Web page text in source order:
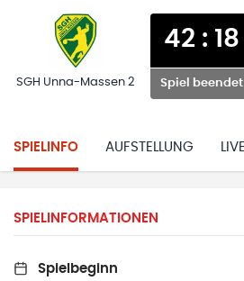
SGH Unna-Massen 2
42 : 18
Spiel beendet
SPIELINFO AUFSTELLUNG
SPIELINFORMATIONEN
Spielbeginn